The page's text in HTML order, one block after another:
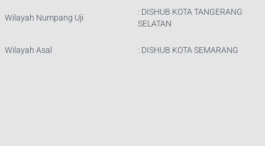
Wilayah Numpang Uji
: DISHUB KOTA TANGERANG
SELATAN
Wilayah Asal : DISHUB KOTA SEMARANG